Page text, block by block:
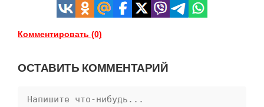
Комментировать (0)
ОСТАВИТЬ КОММЕНТАРИЙ